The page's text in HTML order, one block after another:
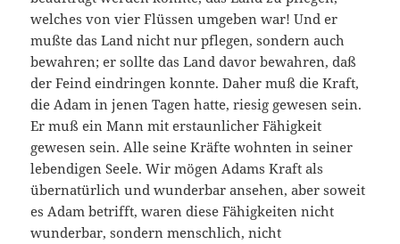
welches von vier Flüssen umgeben war! Und er
mußte das Land nicht nur pflegen, sondern auch
bewahren; er sollte das Land davor bewahren, daß
der Feind eindringen konnte. Daher muß die Kraft,
die Adam in jenen Tagen hatte, riesig gewesen sein.
Er muß ein Mann mit erstaunlicher Fähigkeit
gewesen sein. Alle seine Kräfte wohnten in seiner
lebendigen Seele. Wir mögen Adams Kraft als
übernatürlich und wunderbar ansehen, aber soweit
es Adam betrifft, waren diese Fähigkeiten nicht
wunderbar, sondern menschlich, nicht